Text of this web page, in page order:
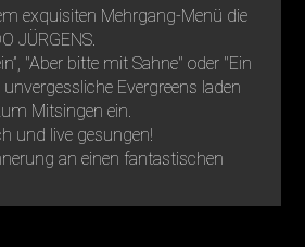
exquisiten Mehrgang-Menü die
JÜRGENS.
"Aber bitte mit Sahne" oder "Ein
Evergreens laden
Mitsingen ein.
und live gesungen!
an einen fantastischen